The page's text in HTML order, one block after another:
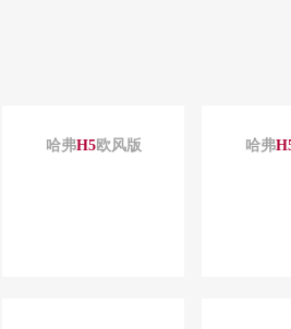
哈弗H5欧风版 哈弗H